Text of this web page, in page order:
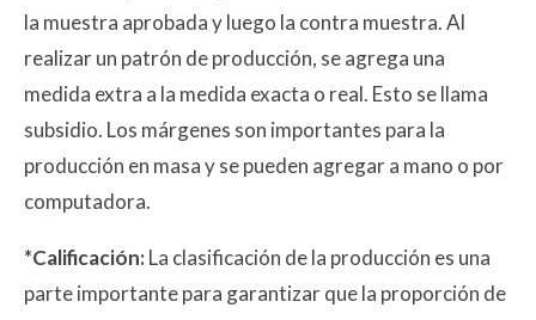
la muestra aprobada y luego la contra muestra. Al
realizar un patrón de producción, se agrega una
medida extra a la medida exacta o real. Esto se llama
subsidio. Los márgenes son importantes para la
producción en masa y se pueden agregar a mano o por
computadora.
*Calificación:La clasificación de la producción es una
parte importante para garantizar que la proporción de